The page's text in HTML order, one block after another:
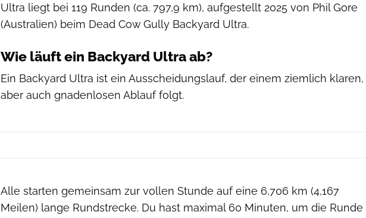
Ultra liegt bei 119 Runden (ca. 797,9 km), aufgestellt 2025 von Phil Gore
(Australien) beim Dead Cow Gully Backyard Ultra.
Wie läuft ein Backyard Ultra ab?
Ein Backyard Ultra ist ein Ausscheidungslauf, der einem ziemlich klaren,
aber auch gnadenlosen Ablauf folgt.
Alle starten gemeinsam zur vollen Stunde auf eine 6,706 km (4,167
Meilen) lange Rundstrecke. Du hast maximal 60 Minuten, um die Runde